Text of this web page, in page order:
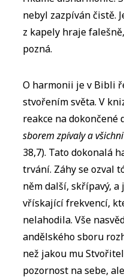
nebyl zazpíván čistě.
z kapely hraje
pozná.
O harmonii je v Bibli
stvořením světa. V
reakce na
sborem zpívaly a
38,7). Tato dokonalá
trvání. Záhy se ozval
něm další, skřípavý, a
vřískající frekvencí,
nelahodila. Vše
andělského sboru
než jakou mu
pozornost na sebe,